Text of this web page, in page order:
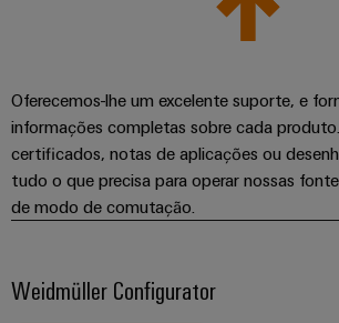
Oferecemos-lhe um excelente suporte, e
informações completas sobre cada
certificados, notas de aplicações ou
tudo o que precisa para operar nossas
de modo de comutação.
Weidmüller Configurator